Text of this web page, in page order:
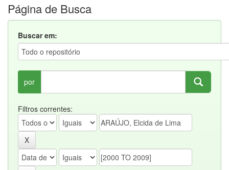
Página de Busca
Buscar em:
por
Filtros correntes: